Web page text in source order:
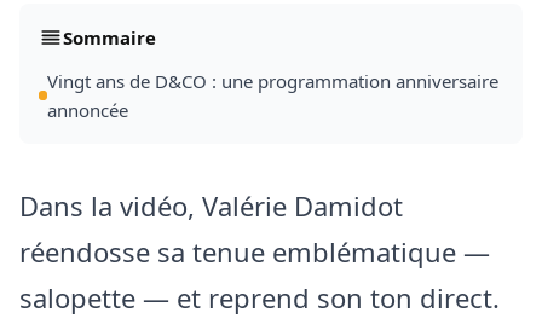
Sommaire
Vingt ans de D&CO : une programmation anniversaire
annoncée
Dans la vidéo, Valérie Damidot
réendosse sa tenue emblématique —
salopette — et reprend son ton direct.